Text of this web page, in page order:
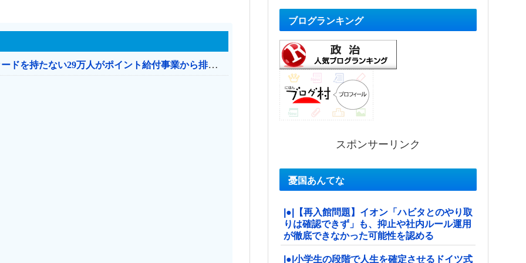
共産党「これは酷い…京都市でマイナンバーカードを持たない29万人がポイント給付事業から排除された」
ブログランキング
スポンサーリンク
憂国あんてな
|●|【再入館問題】イオン「ハビタとのやり取
りは確認できず」も、抑止や社内ルール運用
が徹底できなかった可能性を認める
|●|小学生の段階で人生を確定させるドイツ式